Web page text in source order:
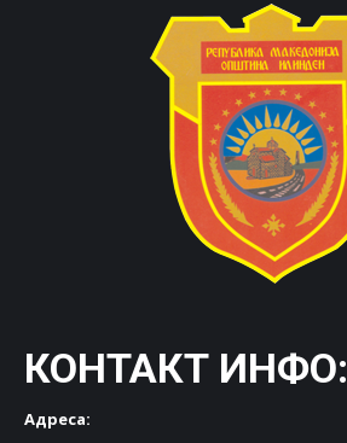
КОНТАКТ ИНФО:
Адреса: